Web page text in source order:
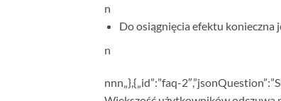
n
Do osiągnięcia efektu konieczna
n
nnn„},{„id”:”faq-